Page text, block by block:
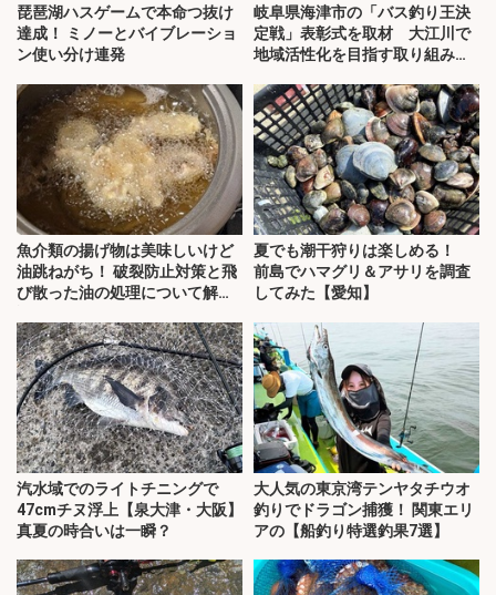
琵琶湖ハスゲームで本命つ抜け
達成！ ミノーとバイブレーショ
ン使い分け連発
岐阜県海津市の「バス釣り王決
定戦」表彰式を取材 大江川で
地域活性化を目指す取り組みと
魚介類の揚げ物は美味しいけど
油跳ねがち！ 破裂防止対策と飛
び散った油の処理について解
夏でも潮干狩りは楽しめる！
前島でハマグリ＆アサリを調査
してみた【愛知】
汽水域でのライトチニングで
47cmチヌ浮上【泉大津・大阪】
真夏の時合いは一瞬？
大人気の東京湾テンヤタチウオ
釣りでドラゴン捕獲！ 関東エリ
アの【船釣り特選釣果7選】